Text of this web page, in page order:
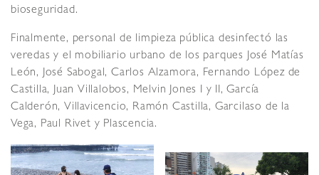
bioseguridad.
Finalmente, personal de limpieza pública desinfectó las
veredas y el mobiliario urbano de los parques José Matías
León, José Sabogal, Carlos Alzamora, Fernando López de
Castilla, Juan Villalobos, Melvin Jones I y II, García
Calderón, Villavicencio, Ramón Castilla, Garcilaso de la
Vega, Paul Rivet y Plascencia.